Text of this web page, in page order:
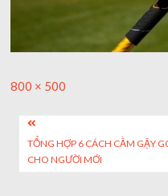
AI agent cho doanh nghiệp
Full
800 × 500
Post
navigation
TỔNG HỢP 6 CÁCH CẦM GẬY
CHO NGƯỜI MỚI